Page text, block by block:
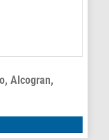
Alcogran,